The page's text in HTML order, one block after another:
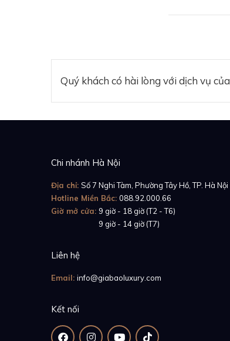
42mm
Quý khách có hài lòng với dịch vụ
Chi nhánh Hà Nội
Địa chỉ: Số 7 Nghi Tàm, Phường Tây Hồ, TP. Hà Nội
Hotline Miền Bắc: 088.92.000.66
Giờ mở cửa: 9 giờ - 18 giờ (T2 - T6)
9 giờ - 14 giờ (T7)
Liên hệ
Email: info@giabaoluxury.com
Kết nối